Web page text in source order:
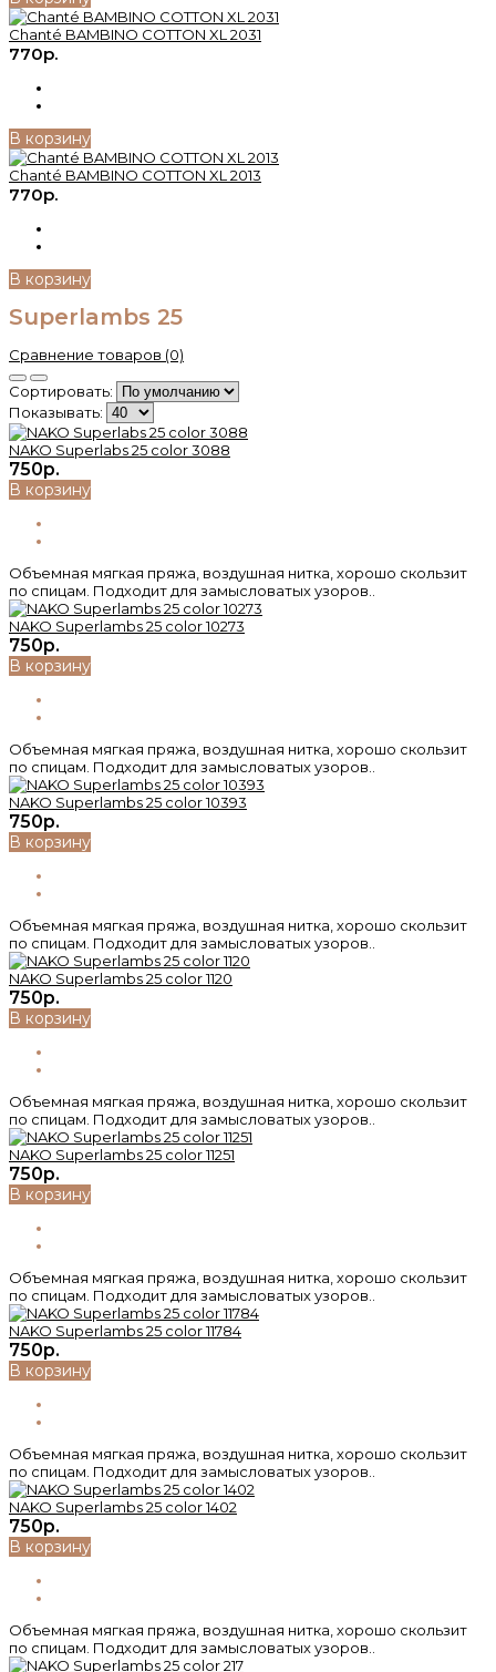
Chanté BAMBINO COTTON XL 2031
770р.
В корзину
Chanté BAMBINO COTTON XL 2013
770р.
В корзину
Superlambs 25
Сравнение товаров (0)
Сортировать:
Показывать:
NAKO Superlabs 25 color 3088
750р.
В корзину
Объемная мягкая пряжа, воздушная нитка, хорошо скользит
по спицам. Подходит для замысловатых узоров..
NAKO Superlambs 25 color 10273
750р.
В корзину
Объемная мягкая пряжа, воздушная нитка, хорошо скользит
по спицам. Подходит для замысловатых узоров..
NAKO Superlambs 25 color 10393
750р.
В корзину
Объемная мягкая пряжа, воздушная нитка, хорошо скользит
по спицам. Подходит для замысловатых узоров..
NAKO Superlambs 25 color 1120
750р.
В корзину
Объемная мягкая пряжа, воздушная нитка, хорошо скользит
по спицам. Подходит для замысловатых узоров..
NAKO Superlambs 25 color 11251
750р.
В корзину
Объемная мягкая пряжа, воздушная нитка, хорошо скользит
по спицам. Подходит для замысловатых узоров..
NAKO Superlambs 25 color 11784
750р.
В корзину
Объемная мягкая пряжа, воздушная нитка, хорошо скользит
по спицам. Подходит для замысловатых узоров..
NAKO Superlambs 25 color 1402
750р.
В корзину
Объемная мягкая пряжа, воздушная нитка, хорошо скользит
по спицам. Подходит для замысловатых узоров..